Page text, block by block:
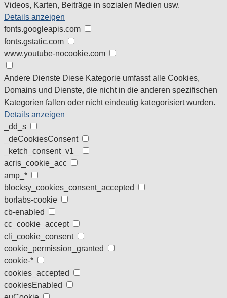
Videos, Karten, Beiträge in sozialen Medien usw.
Details anzeigen
fonts.googleapis.com
fonts.gstatic.com
www.youtube-nocookie.com
Andere Dienste Diese Kategorie umfasst alle Cookies,
Domains und Dienste, die nicht in die anderen spezifischen
Kategorien fallen oder nicht eindeutig kategorisiert wurden.
Details anzeigen
_dd_s
_deCookiesConsent
_ketch_consent_v1_
acris_cookie_acc
amp_*
blocksy_cookies_consent_accepted
borlabs-cookie
cb-enabled
cc_cookie_accept
cli_cookie_consent
cookie_permission_granted
cookie-*
cookies_accepted
cookiesEnabled